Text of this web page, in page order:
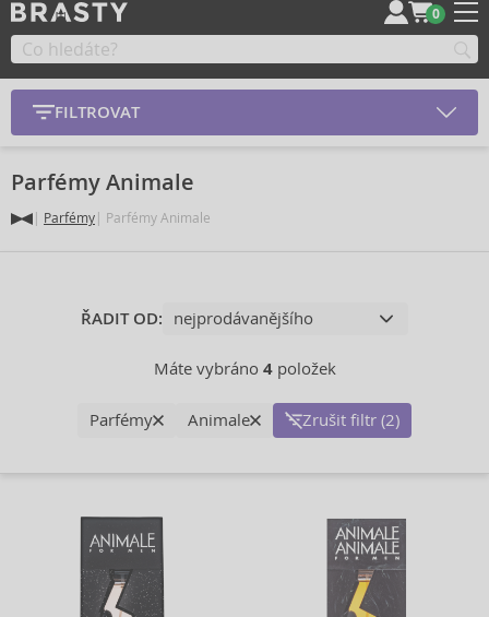
0
FILTROVAT
Parfémy Animale
Parfémy Parfémy Animale
ŘADIT OD:
Máte vybráno 4položek
Parfémy Animale Zrušit filtr (2)